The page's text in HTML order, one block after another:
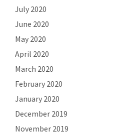
July 2020
June 2020
May 2020
April 2020
March 2020
February 2020
January 2020
December 2019
November 2019